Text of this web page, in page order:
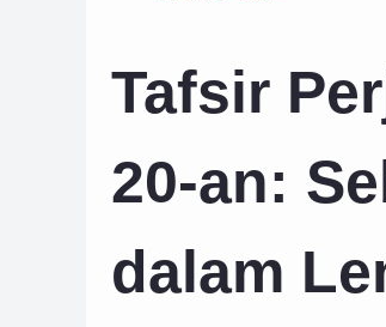
Tafsir
20-an:
dalam